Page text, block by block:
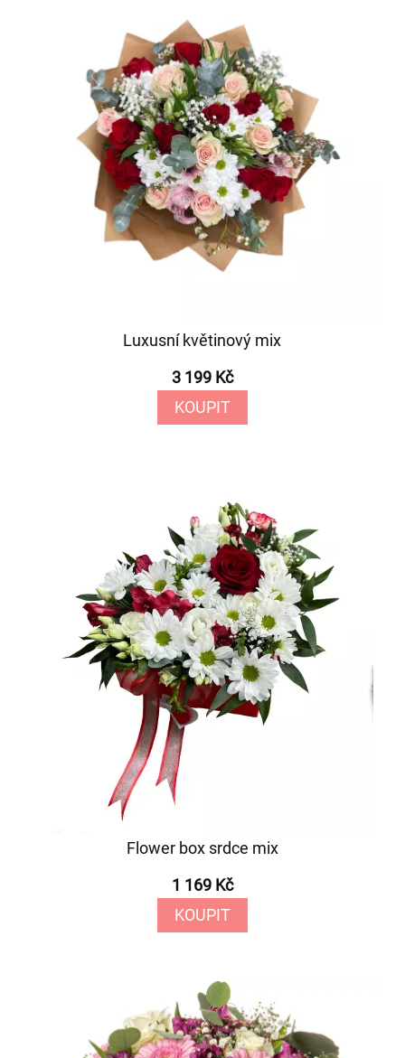
Luxusní květinový mix
3 199 Kč
KOUPIT
Flower box srdce mix
1 169 Kč
KOUPIT